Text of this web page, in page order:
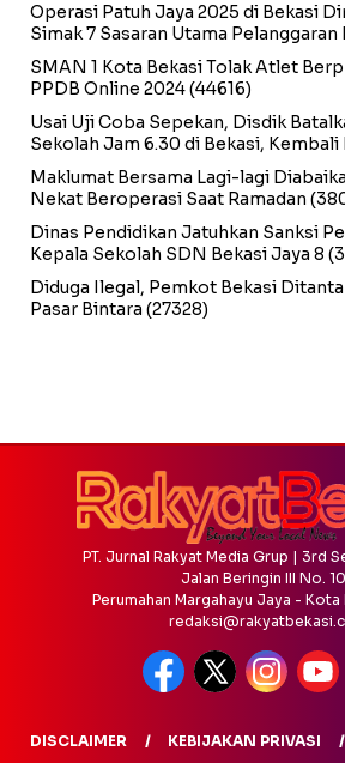
Operasi Patuh Jaya 2025 di Bekasi
Simak 7 Sasaran Utama Pelanggaran
SMAN 1 Kota Bekasi Tolak Atlet
PPDB Online 2024(44616)
Usai Uji Coba Sepekan, Disdik
Sekolah Jam 6.30 di Bekasi, Kembali
Maklumat Bersama Lagi-lagi
Nekat Beroperasi Saat Ramadan
Dinas Pendidikan Jatuhkan Sanksi
Kepala Sekolah SDN Bekasi Jaya 8
Diduga Ilegal, Pemkot Bekasi
Pasar Bintara (27328)
PT. Jurnal Rakyat Media Grup | 3rd
Jalan Beringin III No.
Perumahan Margahayu Jaya - Kota
DISCLAIMER KEBIJAKAN PRIVASI